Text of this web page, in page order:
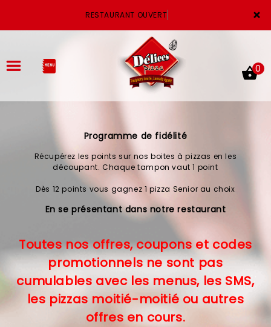
×
RESTAURANT OUVER
LA CARTE
VOTRE COMPTE
VOS AVIS
MENTIONS LÉGALES
C.G.V
PROTECTION DES DONNÉES
0
Programme de fidélité
Récupérez les points sur nos boites à pizzas en les
découpant. Chaque tampon vaut 1 point
Dès 12 points vous gagnez 1 pizza Senior au choix
En se présentant dans notre restaurant
Toutes nos offres, coupons et codes
promotionnels ne sont pas
cumulables avec les menus, les SMS,
les pizzas moitié-moitié ou autres
offres en cours.